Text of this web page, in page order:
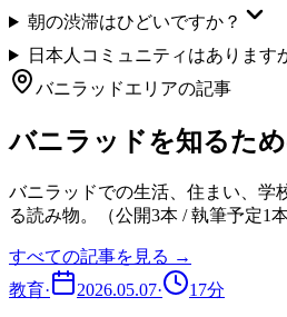
朝の渋滞はひどいですか？
日本人コミュニティはあります
バニラッドエリアの記事
バニラッドを知るた
バニラッドでの生活、住まい、学
る読み物。
（公開3本 / 執筆予定1
すべての記事を見る →
教育· 2026.05.07· 17分